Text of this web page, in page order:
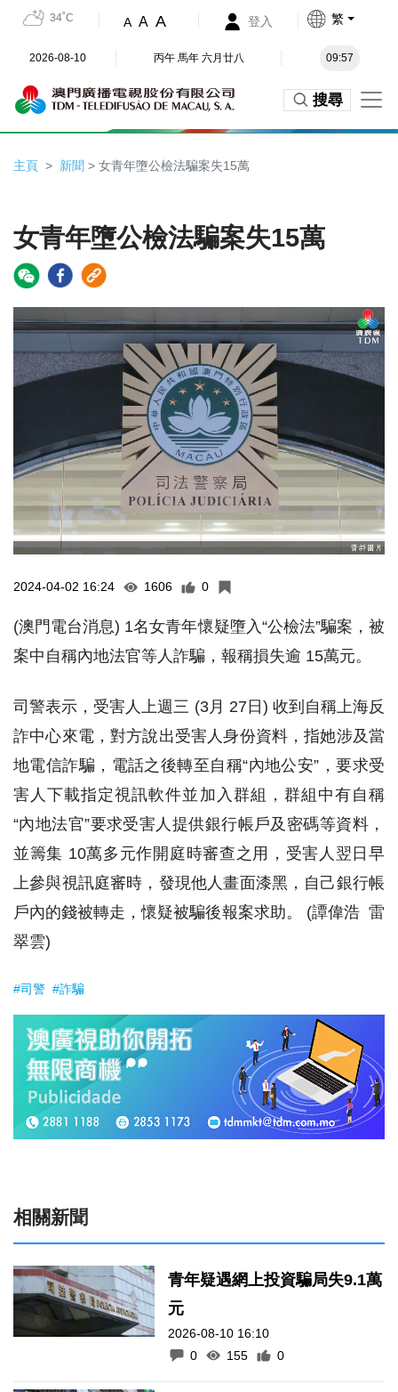
34˚C A A A 登入 繁
2026-08-10 丙午 馬年 六月廿八 09:57
搜尋
主頁 新聞 > 女青年墮公檢法騙案失15萬
女青年墮公檢法騙案失15萬
2024-04-02 16:24 1606 0
(澳門電台消息) 1名女青年懷疑墮入“公檢法”騙案，被
案中自稱內地法官等人詐騙，報稱損失逾 15萬元。
司警表示，受害人上週三 (3月 27日) 收到自稱上海反
詐中心來電，對方說出受害人身份資料，指她涉及當
地電信詐騙，電話之後轉至自稱“內地公安”，要求受
害人下載指定視訊軟件並加入群組，群組中有自稱
“內地法官”要求受害人提供銀行帳戶及密碼等資料，
並籌集 10萬多元作開庭時審查之用，受害人翌日早
上參與視訊庭審時，發現他人畫面漆黑，自己銀行帳
戶內的錢被轉走，懷疑被騙後報案求助。 (譚偉浩 雷
翠雲)
#司警 #詐騙
相關新聞
青年疑遇網上投資騙局失9.1萬
元
2026-08-10 16:10
0
155 0